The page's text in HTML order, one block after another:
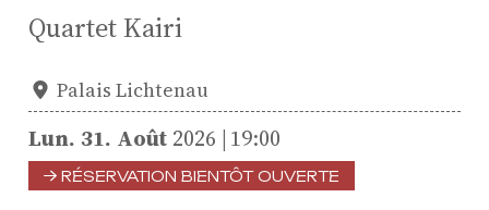
Quartet Kairi
Palais Lichtenau
Lun. 31. Août 2026 19:00
RÉSERVATION BIENTÔT OUVERTE